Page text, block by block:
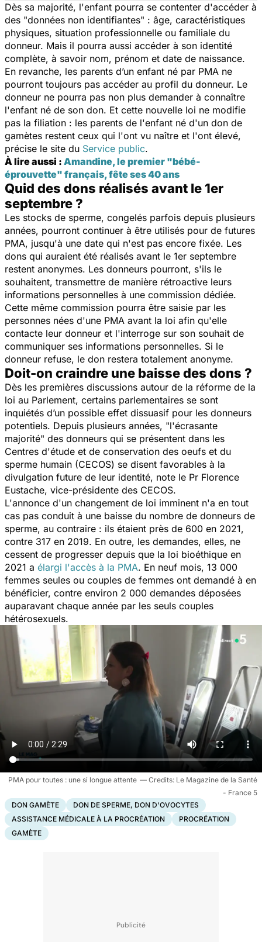
Dès sa majorité, l'enfant pourra se contenter d'accéder à
des "données non identifiantes" : âge, caractéristiques
physiques, situation professionnelle ou familiale du
donneur. Mais il pourra aussi accéder à son identité
complète, à savoir nom, prénom et date de naissance.
En revanche, les parents d’un enfant né par PMA ne
pourront toujours pas accéder au profil du donneur. Le
donneur ne pourra pas non plus demander à connaître
l'enfant né de son don. Et cette nouvelle loi ne modifie
pas la filiation : les parents de l'enfant né d'un don de
gamètes restent ceux qui l'ont vu naître et l'ont élevé,
précise le site du Service public.
À lire aussi : Amandine, le premier "bébé-
éprouvette" français, fête ses 40 ans
Quid des dons réalisés avant le 1er
septembre ?
Les stocks de sperme, congelés parfois depuis plusieurs
années, pourront continuer à être utilisés pour de futures
PMA, jusqu'à une date qui n'est pas encore fixée. Les
dons qui auraient été réalisés avant le 1er septembre
restent anonymes. Les donneurs pourront, s'ils le
souhaitent, transmettre de manière rétroactive leurs
informations personnelles à une commission dédiée.
Cette même commission pourra être saisie par les
personnes nées d'une PMA avant la loi afin qu'elle
contacte leur donneur et l'interroge sur son souhait de
communiquer ses informations personnelles. Si le
donneur refuse, le don restera totalement anonyme.
Doit-on craindre une baisse des dons ?
Dès les premières discussions autour de la réforme de la
loi au Parlement, certains parlementaires se sont
inquiétés d’un possible effet dissuasif pour les donneurs
potentiels. Depuis plusieurs années, "l'écrasante
majorité" des donneurs qui se présentent dans les
Centres d'étude et de conservation des oeufs et du
sperme humain (CECOS) se disent favorables à la
divulgation future de leur identité, note le Pr Florence
Eustache, vice-présidente des CECOS.
L'annonce d'un changement de loi imminent n'a en tout
cas pas conduit à une baisse du nombre de donneurs de
sperme, au contraire : ils étaient près de 600 en 2021,
contre 317 en 2019. En outre, les demandes, elles, ne
cessent de progresser depuis que la loi bioéthique en
2021 a élargi l'accès à la PMA. En neuf mois, 13 000
femmes seules ou couples de femmes ont demandé à en
bénéficier, contre environ 2 000 demandes déposées
auparavant chaque année par les seuls couples
hétérosexuels.
PMA pour toutes : une si longue attente
Le Magazine de la Santé
- France 5
DON GAMÈTE
DON DE SPERME, DON D'OVOCYTES
ASSISTANCE MÉDICALE À LA PROCRÉATION
PROCRÉATION
GAMÈTE